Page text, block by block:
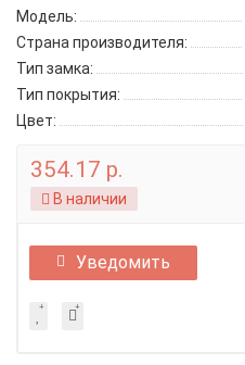
Модель:
Страна производителя:
Тип замка:
Тип покрытия:
Цвет:
354.17 р.
В наличии
Уведомить